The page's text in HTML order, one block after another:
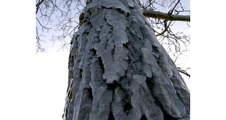
PRO ČLENY
ETICKÉ HODNOTY FOTOKLUBU